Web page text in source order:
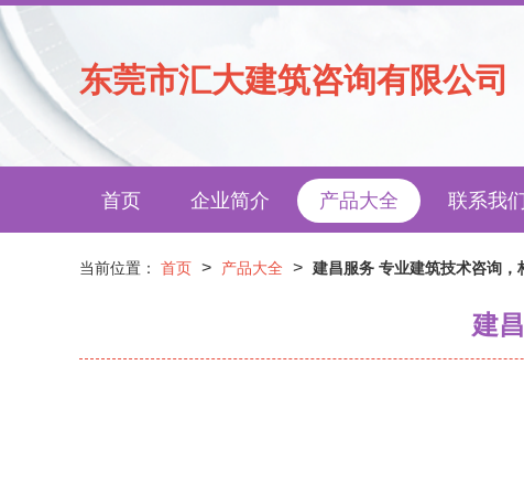
东莞市汇大建筑咨询有限公司
首页 企业简介 产品大全 联系我们
当前位置： 首页 > 产品大全 > 建昌服务 专业建筑技术咨询，
建